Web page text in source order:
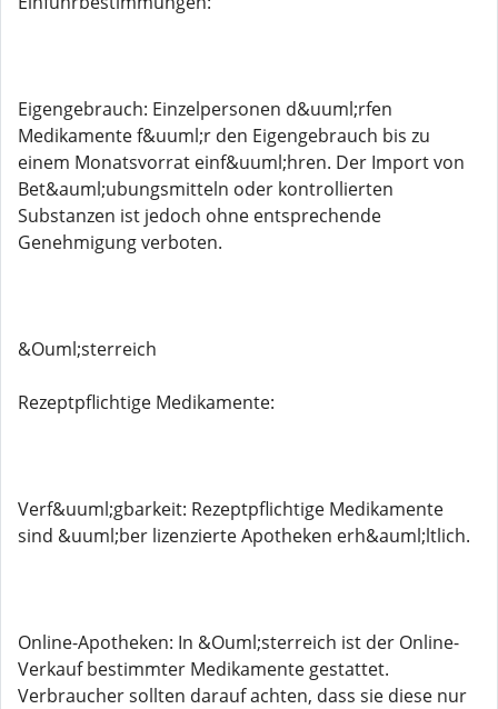
Eigengebrauch: Einzelpersonen d&uuml;rfen
Medikamente f&uuml;r den Eigengebrauch bis zu
einem Monatsvorrat einf&uuml;hren. Der Import von
Bet&auml;ubungsmitteln oder kontrollierten
Substanzen ist jedoch ohne entsprechende
Genehmigung verboten.
&Ouml;sterreich
Rezeptpflichtige Medikamente:
Verf&uuml;gbarkeit: Rezeptpflichtige Medikamente
sind &uuml;ber lizenzierte Apotheken erh&auml;ltlich.
Online-Apotheken: In &Ouml;sterreich ist der Online-
Verkauf bestimmter Medikamente gestattet.
Verbraucher sollten darauf achten, dass sie diese nur